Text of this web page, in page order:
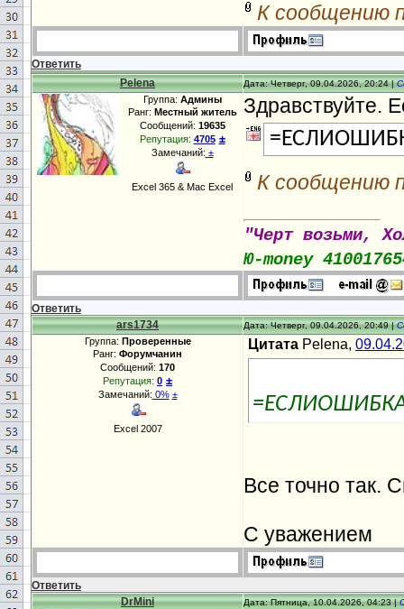
К сообщению
Ответить
Pelena
Дата: Четверг, 09.04.2026, 20:24 |
Группа: Админы
Ранг: Местный житель
Сообщений: 19635
Репутация: 4705 ±
Замечаний: ±
Excel 365 & Mac Excel
Здравствуйте.
К сообщению
"Черт возьми,
Ю-money
Ответить
ars1734
Дата: Четверг, 09.04.2026, 20:49 |
Группа: Проверенные
Ранг: Форумчанин
Сообщений: 170
Репутация: 0 ±
Замечаний: 0% ±
Excel 2007
Цитата Pelena,
Все точно так.
С уважением
Ответить
DrMini
Дата: Пятница, 10.04.2026, 04:23 |